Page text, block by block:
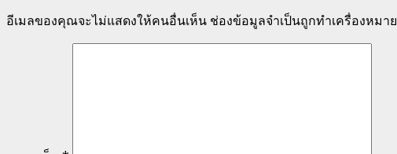
อีเมลของคุณจะไม่แสดงให้คนอื่นเห็น ช่องข้อมูลจำเป็นถูกทำเครื่องหมาย